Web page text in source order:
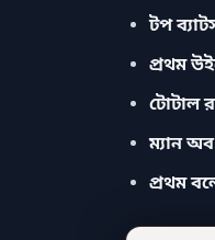
টপ
প্রথম
টোটাল
ম্যান অব
প্রথম